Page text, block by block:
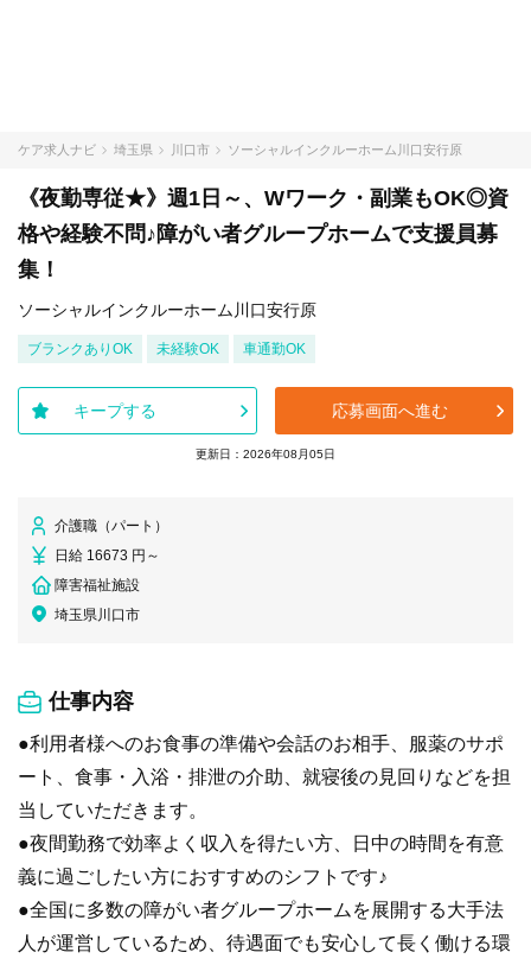
ケア求人ナビ 埼玉県 川口市 ソーシャルインクルーホーム川口安行原
《夜勤専従★》週1日～、Wワーク・副業もOK◎資
格や経験不問♪障がい者グループホームで支援員募
集！
ソーシャルインクルーホーム川口安行原
ブランクありOK 未経験OK 車通勤OK
キープする 応募画面へ進む
更新日：2026年08月05日
介護職（パート）
日給 16673 円～
障害福祉施設
埼玉県川口市
仕事内容
●利用者様へのお食事の準備や会話のお相手、服薬のサポ
ート、食事・入浴・排泄の介助、就寝後の見回りなどを担
当していただきます。
●夜間勤務で効率よく収入を得たい方、日中の時間を有意
義に過ごしたい方におすすめのシフトです♪
●全国に多数の障がい者グループホームを展開する大手法
人が運営しているため、待遇面でも安心して長く働ける環